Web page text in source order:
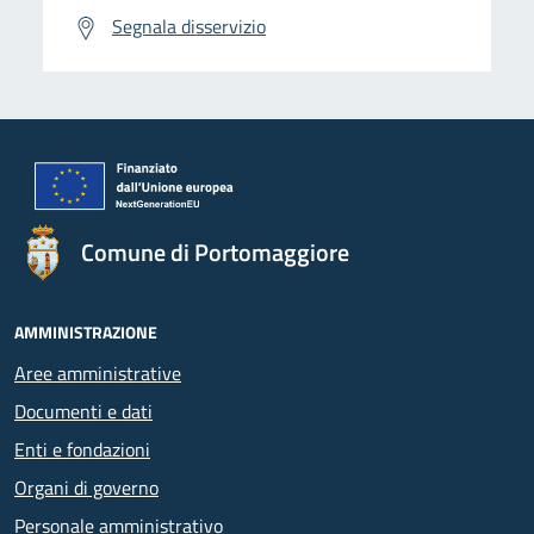
Segnala disservizio
Comune di Portomaggiore
AMMINISTRAZIONE
Aree amministrative
Documenti e dati
Enti e fondazioni
Organi di governo
Personale amministrativo